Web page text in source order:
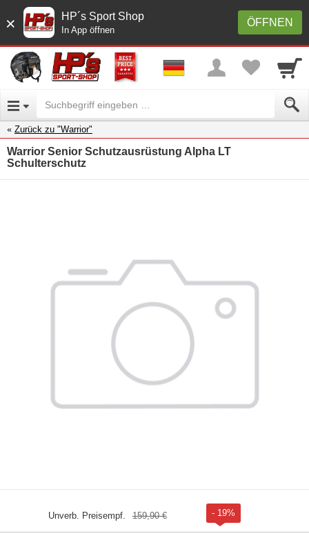
× ÖFFNEN
HP´s Sport Shop
In App öffnen
Zurück zu "Warrior"
Warrior Senior Schutzausrüstung Alpha LT
Schulterschutz
Unverb. Preisempf. 159,90 € - 19%